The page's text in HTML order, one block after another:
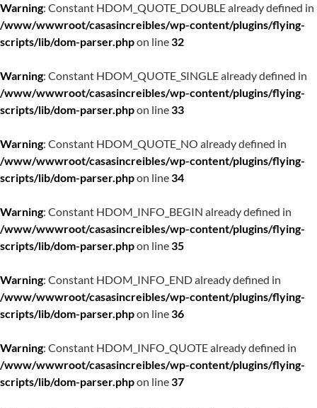
Warning: Constant HDOM_QUOTE_DOUBLE already defined in
/www/wwwroot/casasincreibles/wp-content/plugins/flying-
scripts/lib/dom-parser.phpon line32
Warning: Constant HDOM_QUOTE_SINGLE already defined in
/www/wwwroot/casasincreibles/wp-content/plugins/flying-
scripts/lib/dom-parser.phpon line33
Warning: Constant HDOM_QUOTE_NO already defined in
/www/wwwroot/casasincreibles/wp-content/plugins/flying-
scripts/lib/dom-parser.phpon line34
Warning: Constant HDOM_INFO_BEGIN already defined in
/www/wwwroot/casasincreibles/wp-content/plugins/flying-
scripts/lib/dom-parser.phpon line35
Warning: Constant HDOM_INFO_END already defined in
/www/wwwroot/casasincreibles/wp-content/plugins/flying-
scripts/lib/dom-parser.phpon line36
Warning: Constant HDOM_INFO_QUOTE already defined in
/www/wwwroot/casasincreibles/wp-content/plugins/flying-
scripts/lib/dom-parser.phpon line37